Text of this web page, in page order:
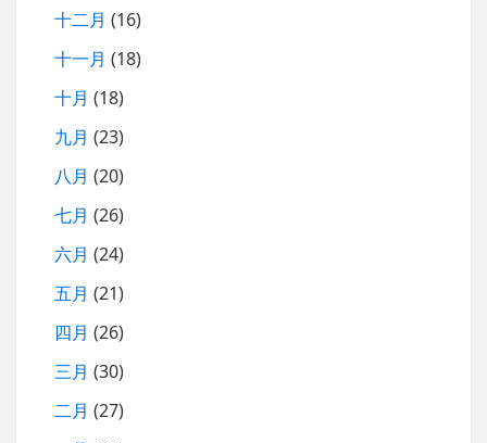
十二月 (16)
十一月 (18)
十月 (18)
九月 (23)
八月 (20)
七月 (26)
六月 (24)
五月 (21)
四月 (26)
三月 (30)
二月 (27)